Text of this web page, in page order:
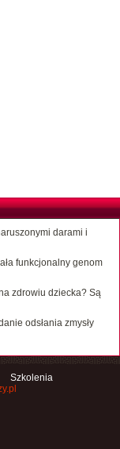
darami i
funkcjonalny genom
zdrowiu dziecka? Są
odsłania zmysły
Szkolenia